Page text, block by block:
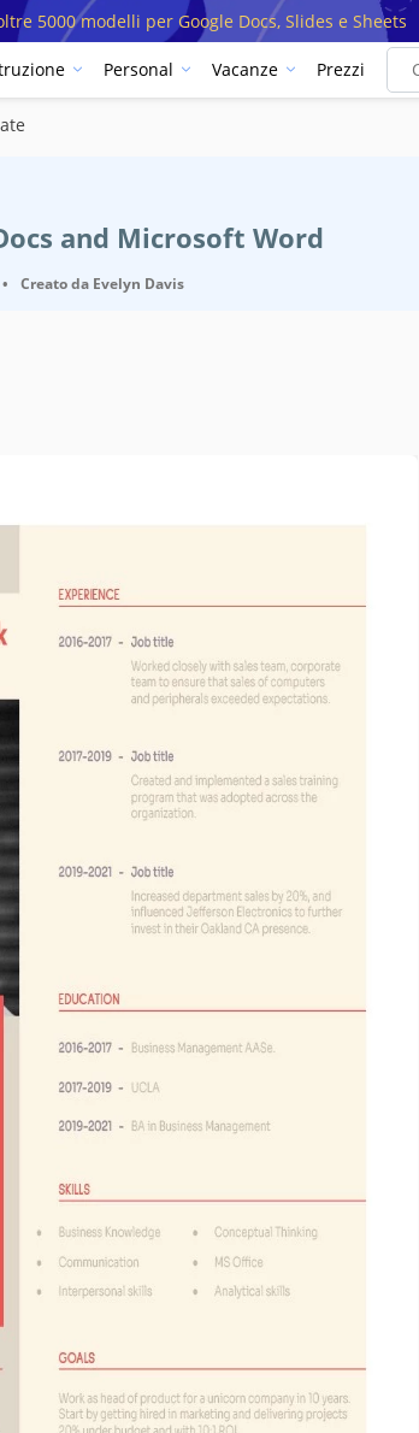
5000 modelli per Google Docs, Slides e Sheets
Personal Vacanze Prezzi
and Microsoft Word
• Creato da Evelyn Davis